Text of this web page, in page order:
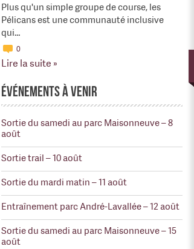
Plus qu'un simple groupe de course, les
Pélicans est une communauté inclusive
qui…
0
Lire la suite »
Événements à venir
Sortie du samedi au parc Maisonneuve – 8
août
Sortie trail – 10 août
Sortie du mardi matin – 11 août
Entraînement parc André-Lavallée – 12 août
Sortie du samedi au parc Maisonneuve – 15
août